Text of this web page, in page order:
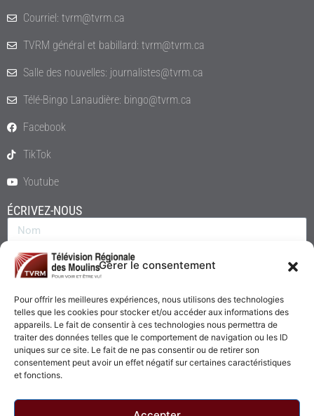
Gérer le consentement
Pour offrir les meilleures expériences, nous utilisons des technologies
telles que les cookies pour stocker et/ou accéder aux informations des
appareils. Le fait de consentir à ces technologies nous permettra de
traiter des données telles que le comportement de navigation ou les ID
uniques sur ce site. Le fait de ne pas consentir ou de retirer son
consentement peut avoir un effet négatif sur certaines caractéristiques
et fonctions.
Courriel: tvrm@tvrm.ca
TVRM général et babillard: tvrm@tvrm.ca
Salle des nouvelles: journalistes@tvrm.ca
Télé-Bingo Lanaudière: bingo@tvrm.ca
Facebook
TikTok
Youtube
ÉCRIVEZ-NOUS